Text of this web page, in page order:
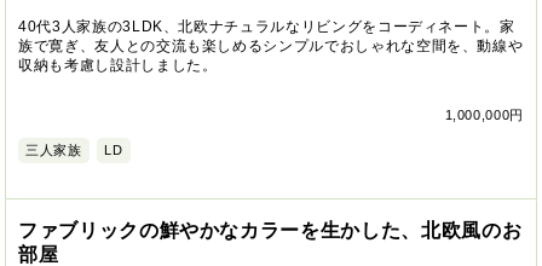
40代3人家族の3LDK、北欧ナチュラルなリビングをコーディネート。家
族で寛ぎ、友人との交流も楽しめるシンプルでおしゃれな空間を、動線や
収納も考慮し設計しました。
1,000,000円
三人家族 LD
ファブリックの鮮やかなカラーを生かした、北欧風のお
部屋